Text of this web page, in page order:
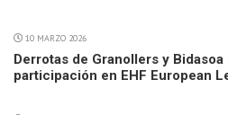
10 MARZO 2026
Derrotas de Granollers y
participación en EHF European